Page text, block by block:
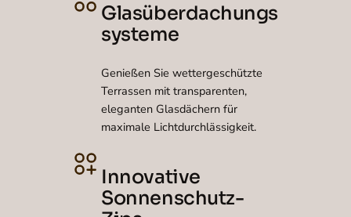
Glasüberdachungs
systeme
Genießen Sie wettergeschützte
Terrassen mit transparenten,
eleganten Glasdächern für
maximale Lichtdurchlässigkeit.
Innovative
Sonnenschutz-